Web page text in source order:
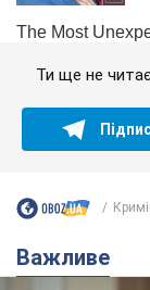
Ти ще не
Важливе